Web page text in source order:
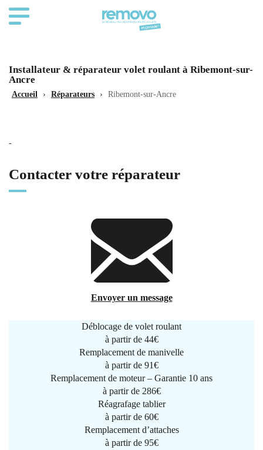
Installateur & réparateur volet roulant à Ribemont-sur-
Ancre
Accueil › Réparateurs › Ribemont-sur-Ancre
-
Contacter votre réparateur
Envoyer un message
Déblocage de volet roulant
à partir de 44€
Remplacement de manivelle
à partir de 91€
Remplacement de moteur – Garantie 10 ans
à partir de 286€
Réagrafage tablier
à partir de 60€
Remplacement d’attaches
à partir de 95€